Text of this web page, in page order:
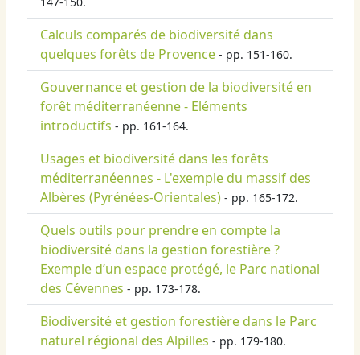
Calculs comparés de biodiversité dans
quelques forêts de Provence - pp. 151-160.
Gouvernance et gestion de la biodiversité en
forêt méditerranéenne - Eléments
introductifs - pp. 161-164.
Usages et biodiversité dans les forêts
méditerranéennes - L'exemple du massif des
Albères (Pyrénées-Orientales) - pp. 165-172.
Quels outils pour prendre en compte la
biodiversité dans la gestion forestière ?
Exemple d’un espace protégé, le Parc national
des Cévennes - pp. 173-178.
Biodiversité et gestion forestière dans le Parc
naturel régional des Alpilles - pp. 179-180.